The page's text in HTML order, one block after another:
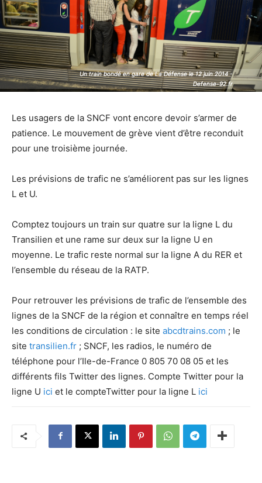
Un train bondé en gare de La Défense le 12 juin 2014 -
Defense-92.fr
Un train bondé en gare de La Défense le 12 juin 2014 -
Defense-92.fr
Les usagers de la SNCF vont encore devoir s’armer de
patience. Le mouvement de grève vient d’être reconduit
pour une troisième journée.
Les prévisions de trafic ne s’améliorent pas sur les lignes
L et U.
Comptez toujours un train sur quatre sur la ligne L du
Transilien et une rame sur deux sur la ligne U en
moyenne. Le trafic reste normal sur la ligne A du RER et
l’ensemble du réseau de la RATP.
Pour retrouver les prévisions de trafic de l’ensemble des
lignes de la SNCF de la région et connaître en temps réel
les conditions de circulation : le site abcdtrains.com ; le
site transilien.fr ; SNCF, les radios, le numéro de
téléphone pour l’Ile-de-France 0 805 70 08 05 et les
différents fils Twitter des lignes. Compte Twitter pour la
ligne U ici et le compteTwitter pour la ligne L ici